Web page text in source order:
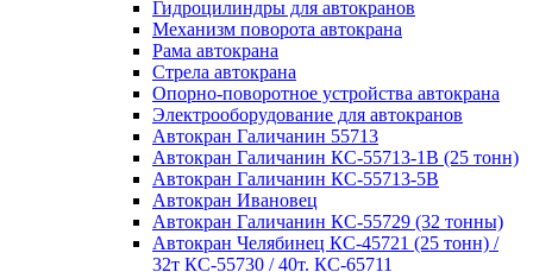
Гидроцилиндры для автокранов
Механизм поворота автокрана
Рама автокрана
Стрела автокрана
Опорно-поворотное устройства автокрана
Электрооборудование для автокранов
Автокран Галичанин 55713
Автокран Галичанин КС-55713-1В (25 тонн)
Автокран Галичанин КС-55713-5В
Автокран Ивановец
Автокран Галичанин КС-55729 (32 тонны)
Автокран Челябинец КС-45721 (25 тонн) /
32т КС-55730 / 40т. КС-65711